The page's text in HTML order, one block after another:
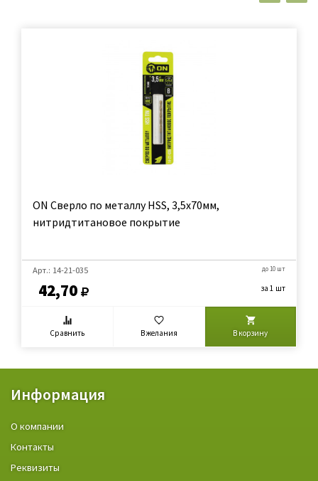
ON Сверло по металлу HSS, 3,5х70мм,
нитридтитановое покрытие
Арт.: 14-21-035
42,70
до 10 шт
за 1 шт
Сравнить В желания В корзину
Информация
О компании
Контакты
Реквизиты